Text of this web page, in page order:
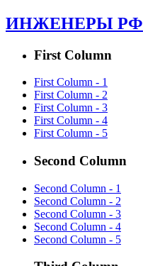
ИНЖЕНЕРЫ РФ
First Column
First Column - 1
First Column - 2
First Column - 3
First Column - 4
First Column - 5
Second Column
Second Column - 1
Second Column - 2
Second Column - 3
Second Column - 4
Second Column - 5